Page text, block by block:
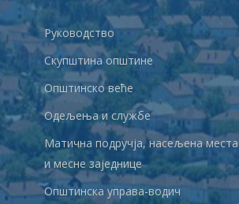
Руководство
Скупштина општине
Општинско веће
Одељења и службе
Матична подручја, насељена места
и месне заједнице
Општинска управа-водич